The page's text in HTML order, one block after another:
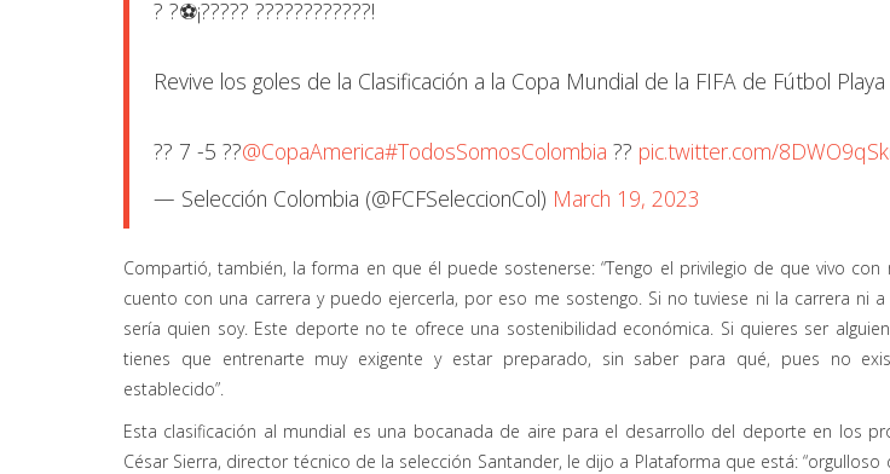
? ?️⚽️¡????? ????????????!
Revive los goles de la Clasificación a la Copa Mundial de la FIFA de Fútbol
?? 7 -5 ??@CopaAmerica#TodosSomosColombia ?? pic.twitter.com/
— Selección Colombia (@FCFSeleccionCol) March 19, 2023
Compartió, también, la forma en que él puede sostenerse: “Tengo el privilegio de que vivo con
cuento con una carrera y puedo ejercerla, por eso me sostengo. Si no tuviese ni la carrera ni
sería quien soy. Este deporte no te ofrece una sostenibilidad económica. Si quieres ser
tienes que entrenarte muy exigente y estar preparado, sin saber para qué, pues no
establecido”.
Esta clasificación al mundial es una bocanada de aire para el desarrollo del deporte en los
César Sierra, director técnico de la selección Santander, le dijo a Plataforma que está: “orgulloso